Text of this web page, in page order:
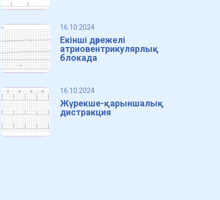
16.10.2024
Екінші дәрежелі
атриовентрикулярлық
блокада
16.10.2024
Жүрекше-қарыншалық
дистракция